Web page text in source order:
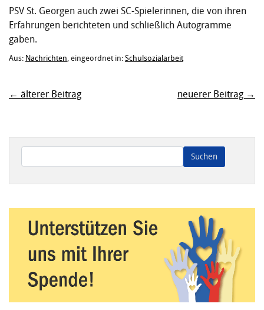
PSV St. Georgen auch zwei SC-Spielerinnen, die von ihren
Erfahrungen berichteten und schließlich Autogramme
gaben.
Aus: Nachrichten , eingeordnet in: Schulsozialarbeit
neuerer Beitrag →
← älterer Beitrag